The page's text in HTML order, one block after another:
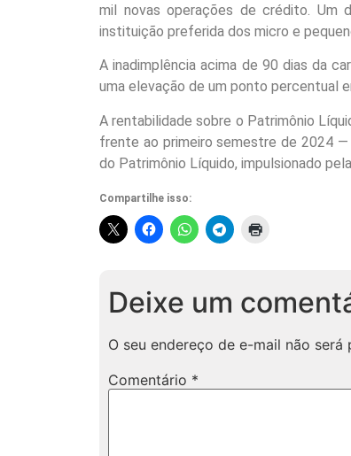
mil novas operações de crédito. Um
instituição preferida dos micro e
A inadimplência acima de 90 dias da
uma elevação de um ponto percentual
A rentabilidade sobre o Patrimônio
frente ao primeiro semestre de 2024
do Patrimônio Líquido, impulsionado
Compartilhe isso:
Deixe um
O seu endereço de e-mail não será
Comentário *